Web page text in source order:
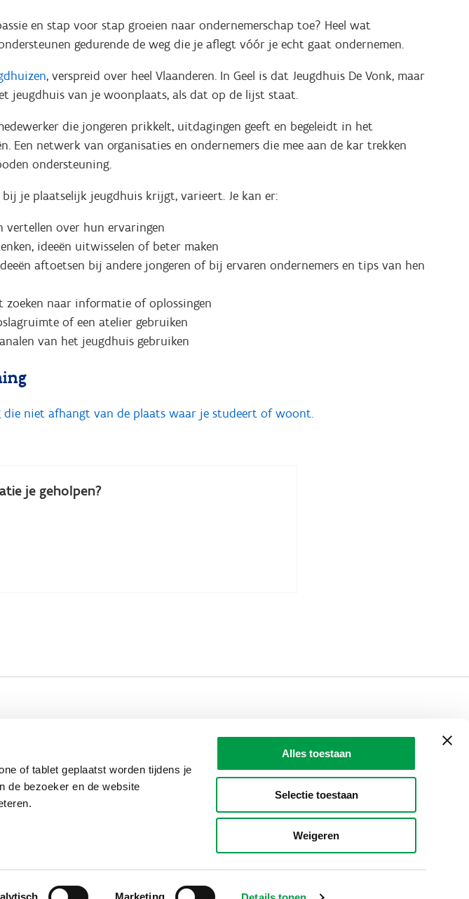
of tablet geplaatst worden tijdens je
de bezoeker en de website
Marketing
Alles toestaan
Selectie toestaan
Weigeren
en stap voor stap groeien naar ondernemerschap toe? Heel wat
gedurende de weg die je aflegt vóór je echt gaat ondernemen.
, verspreid over heel Vlaanderen. In Geel is dat Jeugdhuis De Vonk, maar
jeugdhuis van je woonplaats, als dat op de lijst staat.
die jongeren prikkelt, uitdagingen geeft en begeleidt in het
Een netwerk van organisaties en ondernemers die mee aan de kar trekken
ondersteuning.
je plaatselijk jeugdhuis krijgt, varieert. Je kan er:
vertellen over hun ervaringen
ideeën uitwisselen of beter maken
aftoetsen bij andere jongeren of bij ervaren ondernemers en tips van hen
naar informatie of oplossingen
of een atelier gebruiken
van het jeugdhuis gebruiken
die niet afhangt van de plaats waar je studeert of woont.
je geholpen?
& logo'sKlachten, meldingen & fraudebestrijding